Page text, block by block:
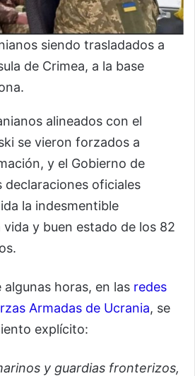
siendo trasladados a
de Crimea, a la base
alineados con el
se vieron forzados a
y el Gobierno de
declaraciones oficiales
la indesmentible
y buen estado de los 82
algunas horas, en las redes
Armadas de Ucrania, se
explícito:
y guardias fronterizos,